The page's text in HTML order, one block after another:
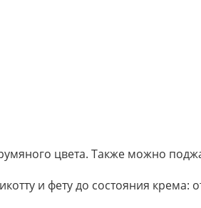
цвета. Также можно
и фету до состояния крема: